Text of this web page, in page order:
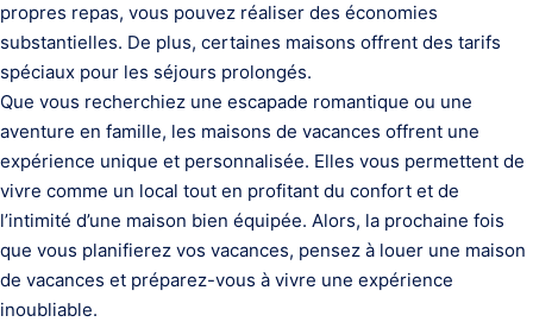
propres repas, vous pouvez réaliser des économies
substantielles. De plus, certaines maisons offrent des tarifs
spéciaux pour les séjours prolongés.
Que vous recherchiez une escapade romantique ou une
aventure en famille, les maisons de vacances offrent une
expérience unique et personnalisée. Elles vous permettent de
vivre comme un local tout en profitant du confort et de
l’intimité d’une maison bien équipée. Alors, la prochaine fois
que vous planifierez vos vacances, pensez à louer une maison
de vacances et préparez-vous à vivre une expérience
inoubliable.